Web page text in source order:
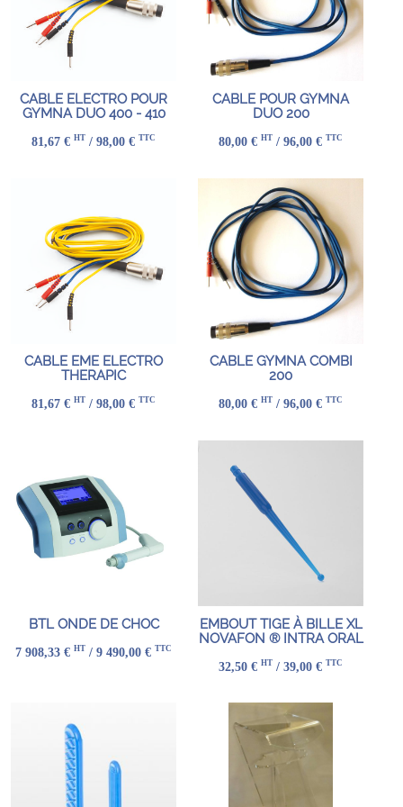
CABLE ELECTRO POUR
GYMNA DUO 400 - 410
81,67 € HT / 98,00 € TTC
CABLE POUR GYMNA
DUO 200
80,00 € HT / 96,00 € TTC
CABLE EME ELECTRO
THERAPIC
81,67 € HT / 98,00 € TTC
CABLE GYMNA COMBI
200
80,00 € HT / 96,00 € TTC
BTL ONDE DE CHOC
7 908,33 € HT / 9 490,00 € TTC
EMBOUT TIGE À BILLE XL
NOVAFON ® INTRA ORAL
32,50 € HT / 39,00 € TTC